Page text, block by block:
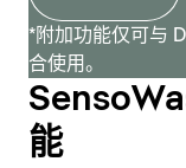
SensoWash®
*附加功能仅可与
合使用。
能